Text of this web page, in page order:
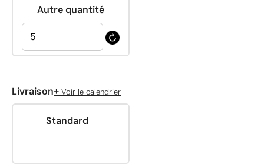
Autre quantité
Livraison+ Voir le calendrier
Standard